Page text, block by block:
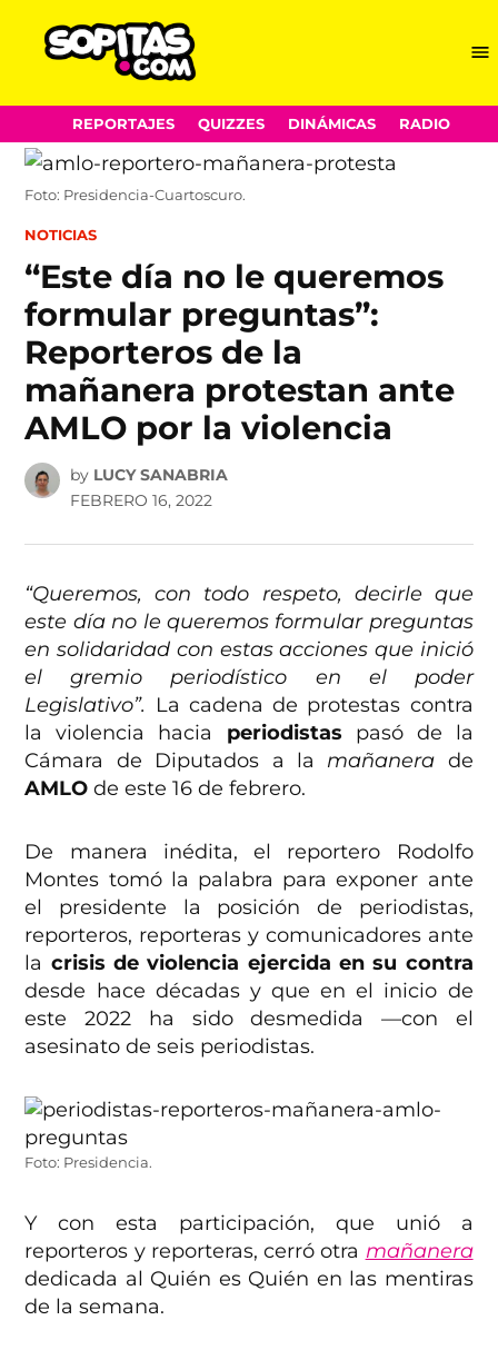
Skip
to
content
REPORTAJES QUIZZES DINÁMICAS RADIO
Foto: Presidencia-Cuartoscuro.
POSTED
NOTICIAS
“Este día no le queremos
formular preguntas”:
Reporteros de la
mañanera protestan ante
AMLO por la violencia
by LUCY SANABRIA
FEBRERO 16, 2022
“Queremos, con todo respeto, decirle que
este día no le queremos formular preguntas
en solidaridad con estas acciones que inició
el gremio periodístico en el poder
Legislativo”. La cadena de protestas contra
la violencia hacia periodistas pasó de la
Cámara de Diputados a la mañanera de
AMLO de este 16 de febrero.
De manera inédita, el reportero Rodolfo
Montes tomó la palabra para exponer ante
el presidente la posición de periodistas,
reporteros, reporteras y comunicadores ante
la crisis de violencia ejercida en su contra
desde hace décadas y que en el inicio de
este 2022 ha sido desmedida —con el
asesinato de seis periodistas.
Foto: Presidencia.
Y con esta participación, que unió a
reporteros y reporteras, cerró otra mañanera
dedicada al Quién es Quién en las mentiras
de la semana.